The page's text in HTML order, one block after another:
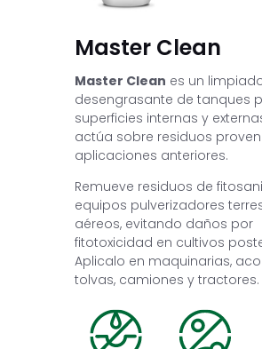
Master Clean
Master Clean es un
desengrasante de tanques
superficies internas y
actúa sobre residuos
aplicaciones anteriores.
Remueve residuos de
equipos pulverizadores
aéreos, evitando daños por
fitotoxicidad en cultivos
Aplicalo en maquinarias,
tolvas, camiones y tractores.